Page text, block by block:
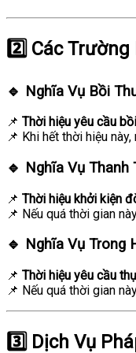
2️⃣ Các
🔹 Nghĩa Vụ Bồi
📌 Thời hiệu yêu cầu
📌 Khi hết thời hiệu
🔹 Nghĩa Vụ Thanh
📌 Thời hiệu khởi kiện
📌 Nếu quá thời gian
🔹 Nghĩa Vụ Trong
📌 Thời hiệu yêu cầu
📌 Nếu quá thời gian
3️⃣ Dịch Vụ